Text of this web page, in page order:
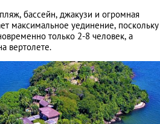
бассейн, джакузи и огромная
максимальное уединение, поскольку
только 2-8 человек, а
вертолете.